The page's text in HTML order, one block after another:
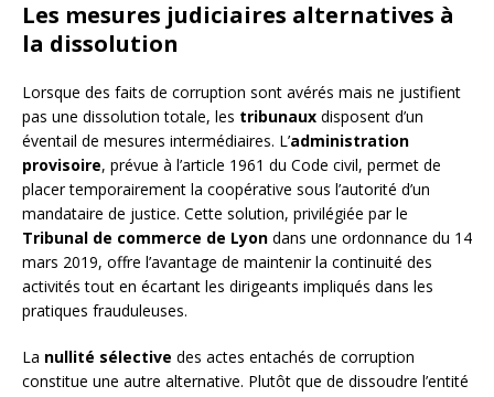
Les mesures judiciaires alternatives à
la dissolution
Lorsque des faits de corruption sont avérés mais ne justifient
pas une dissolution totale, les tribunaux disposent d’un
éventail de mesures intermédiaires. L’administration
provisoire, prévue à l’article 1961 du Code civil, permet de
placer temporairement la coopérative sous l’autorité d’un
mandataire de justice. Cette solution, privilégiée par le
Tribunal de commerce de Lyon dans une ordonnance du 14
mars 2019, offre l’avantage de maintenir la continuité des
activités tout en écartant les dirigeants impliqués dans les
pratiques frauduleuses.
La nullité sélective des actes entachés de corruption
constitue une autre alternative. Plutôt que de dissoudre l’entité